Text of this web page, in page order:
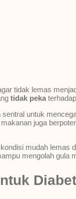
tidak lemas
tidak peka
untuk
juga
mudah lemas
mengolah gula